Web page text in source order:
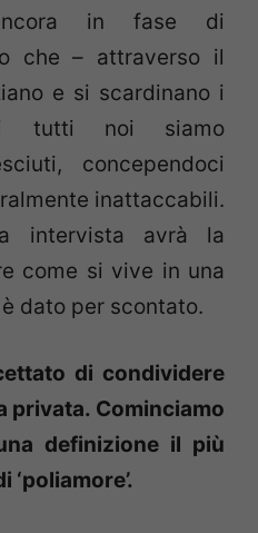
in fase di
che – attraverso il
e si scardinano i
tutti noi siamo
concependoci
inattaccabili.
intervista avrà la
come si vive in una
dato per scontato.
di condividere
privata. Cominciamo
definizione il più